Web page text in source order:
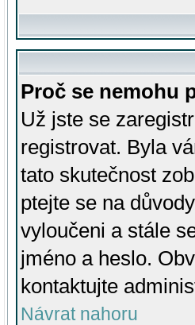
Proč se nemohu
Už jste se
registrovat. Byla
tato skutečnost
ptejte se na
vyloučeni a stále
jméno a heslo.
kontaktujte
Návrat nahoru